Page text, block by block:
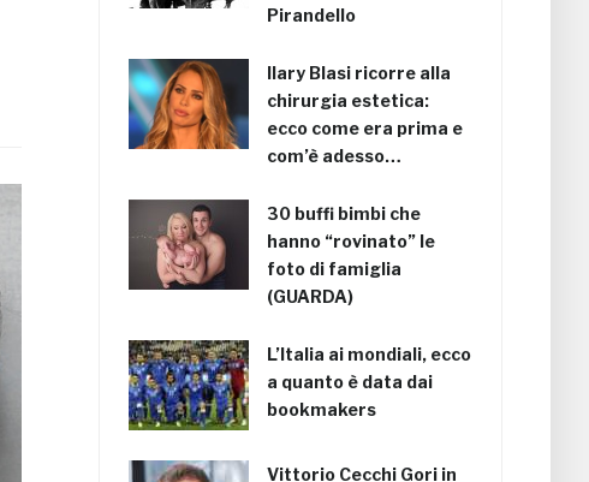
Pirandello
Ilary Blasi ricorre alla
chirurgia estetica:
ecco come era prima e
com’è adesso…
30 buffi bimbi che
hanno “rovinato” le
foto di famiglia
(GUARDA)
L’Italia ai mondiali, ecco
a quanto è data dai
bookmakers
Vittorio Cecchi Gori in